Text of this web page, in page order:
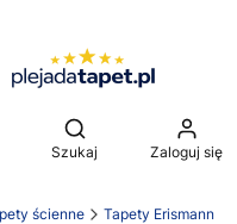
Otwórz wyszukiwarkę
Szukaj Zaloguj się
ścienne Tapety Erismann